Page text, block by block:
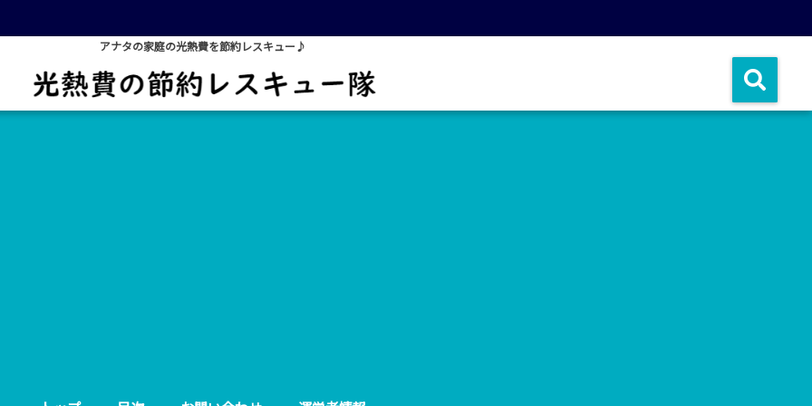
アナタの家庭の光熱費を節約レスキュー♪